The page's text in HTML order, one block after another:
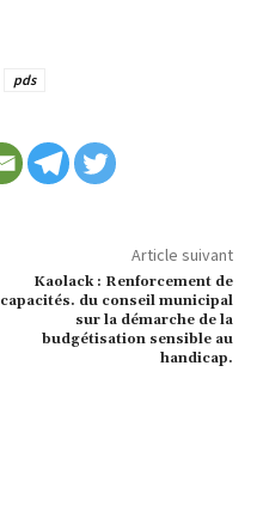
pds
Article suivant
Kaolack : Renforcement de
capacités. du conseil municipal
sur la démarche de la
budgétisation sensible au
handicap.